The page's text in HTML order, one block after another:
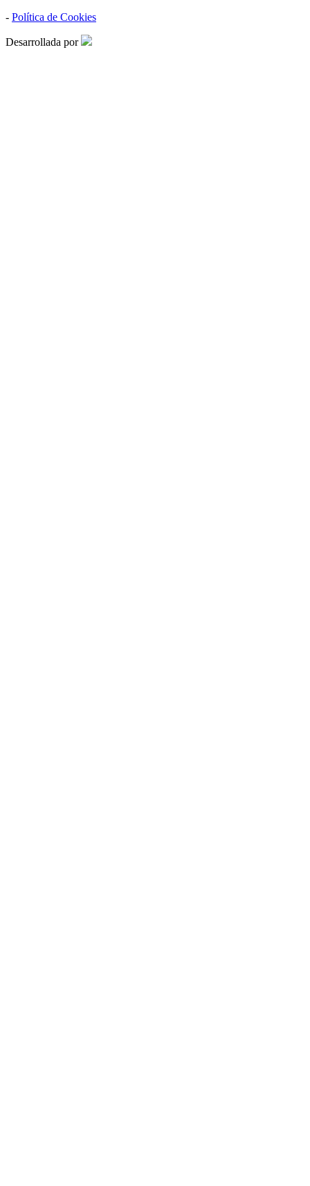
- Política de Cookies
Desarrollada por